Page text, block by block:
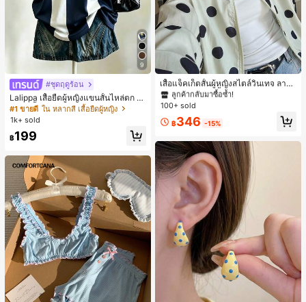
9
#ชุดฤดูร้อน
Lalippa เสื้อยืดผู้หญิงแขนสั้นไหล่ตก ค
อวีปกเสื้อ ลายพิมพ์ดิจิทัลลายทาง สไตล์
สปอร์ตแฟชั่นมินิมอล ของขวัญสำหรับเ
พื่อน
#1 ขายดี ใน หลากสี เสื้อยืดผู้หญิง
1k+ sold
฿199
เสื้อแจ็คเก็ตสั้นผู้หญิงสไตล์วินเทจ ลายจุ
ดขนาดใหญ่ คอตั้ง เอวเข้ารูป แขนพอง
ทรงหลวม แฟชั่นอเนกประสงค์ สำหรับใ
#1 ขายดี
ใน กระเป๋า เสื้อคลุมลำลอง
ลูกค้ากลับมาซื้อซ้ำ!
#1 ขายดี ใน กระเป๋า เสื้อคลุมลำลอง
ลูกค้ากลับมาซื้อซ้ำ!
#1 ขายดี ใน กระเป๋า เสื้อคลุมลำลอง
ลูกค้ากลับมาซื้อซ้ำ!
#1 ขายดี ใน กระเป๋า เสื้อคลุมลำลอง
100+ sold
฿346 -15%